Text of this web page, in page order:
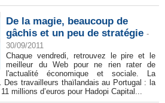
De la magie, beaucoup de
gâchis et un peu de stratégie -
30/09/2011
Chaque vendredi, retrouvez le pire et le
meilleur du Web pour ne rien rater de
l'actualité économique et sociale. La
travailleurs thaïlandais au Portugal : la
millions d’euros pour Hadopi Capital...